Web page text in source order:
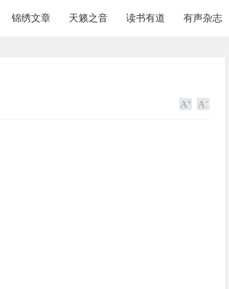
锦绣文章 天籁之音 读书有道 有声杂志